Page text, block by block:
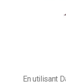
En utilisant